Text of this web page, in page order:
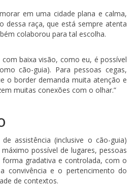
em uma cidade plana e calma,
dessa raça, que está sempre atenta
colaborou para tal escolha.
com baixa visão, como eu, é possível
cão-guia). Para pessoas cegas,
o border demanda muita atenção e
muitas conexões com o olhar.”
assistência (inclusive o cão-guia)
possível de lugares, pessoas
forma gradativa e controlada, com o
convivência e o pertencimento do
de contextos.